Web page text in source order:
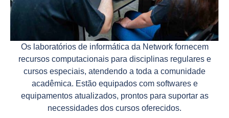
Os laboratórios de informática da Network fornecem
recursos computacionais para disciplinas regulares e
cursos especiais, atendendo a toda a comunidade
acadêmica. Estão equipados com softwares e
equipamentos atualizados, prontos para suportar as
necessidades dos cursos oferecidos.